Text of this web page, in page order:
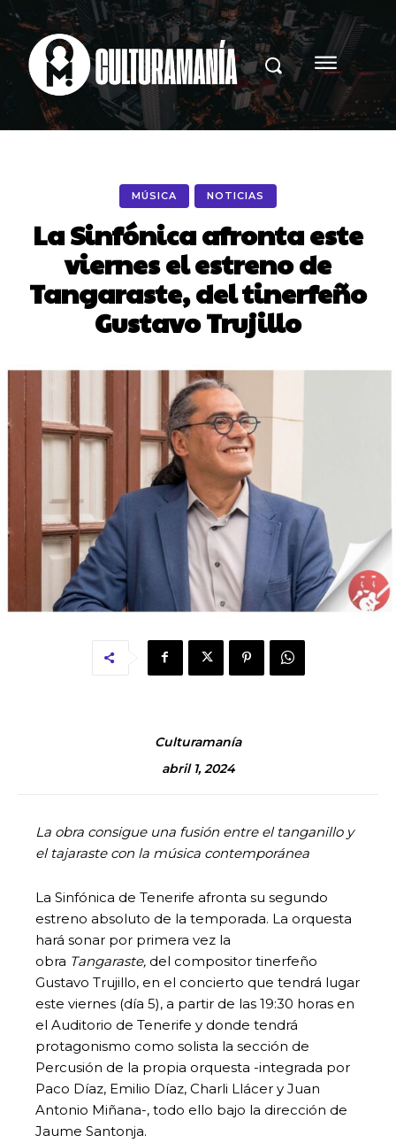
MÚSICA NOTICIAS
La Sinfónica afronta este
viernes el estreno de
Tangaraste, del tinerfeño
Gustavo Trujillo
Culturamanía
abril 1, 2024
La obra consigue una fusión entre el tanganillo y
el tajaraste con la música contemporánea
La Sinfónica de Tenerife afronta su segundo
estreno absoluto de la temporada. La orquesta
hará sonar por primera vez la
obra Tangaraste, del compositor tinerfeño
Gustavo Trujillo, en el concierto que tendrá lugar
este viernes (día 5), a partir de las 19:30 horas en
el Auditorio de Tenerife y donde tendrá
protagonismo como solista la sección de
Percusión de la propia orquesta -integrada por
Paco Díaz, Emilio Díaz, Charli Llácer y Juan
Antonio Miñana-, todo ello bajo la dirección de
Jaume Santonja.